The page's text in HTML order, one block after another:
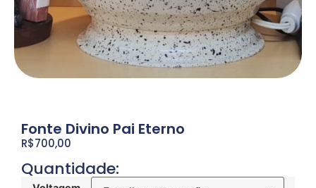
Fonte Divino Pai Eterno
R$700,00
Quantidade: